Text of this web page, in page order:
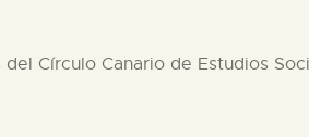
Círculo Canario de Estudios